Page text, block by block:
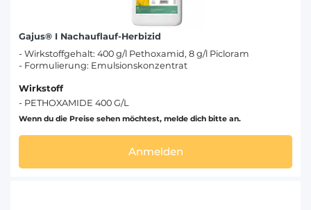
Gajus® I Nachauflauf-Herbizid
- Wirkstoffgehalt: 400 g/l Pethoxamid, 8 g/l Picloram
- Formulierung: Emulsionskonzentrat
Wirkstoff
- PETHOXAMIDE 400 G/L
Wenn du die Preise sehen möchtest, melde dich bitte an.
Anmelden